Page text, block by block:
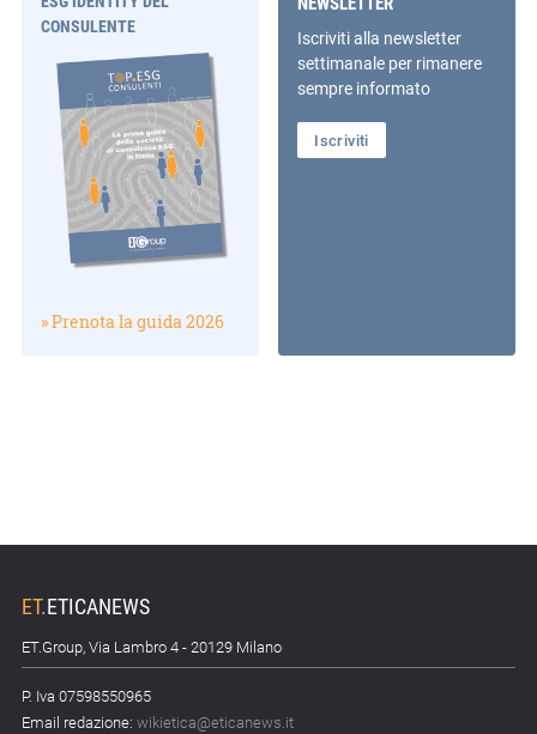
CONSULENTE
» Prenota la guida 2026
Iscriviti alla newsletter
settimanale per rimanere
sempre informato
Iscriviti
ET.ETICANEWS
ET.Group, Via Lambro 4 - 20129 Milano
P. Iva 07598550965
Email redazione: wikietica@eticanews.it